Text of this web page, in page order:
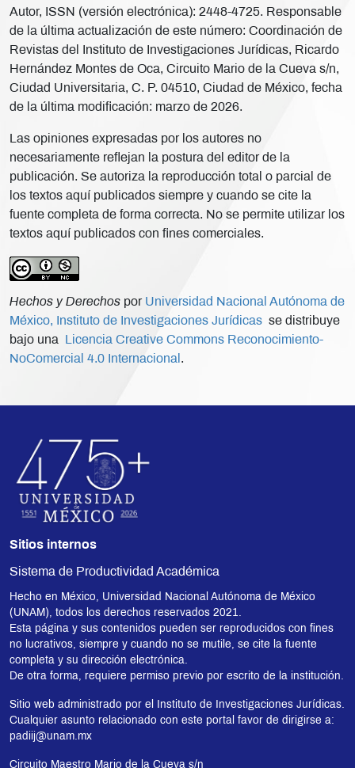
Autor, ISSN (versión electrónica): 2448-4725. Responsable
de la última actualización de este número: Coordinación de
Revistas del Instituto de Investigaciones Jurídicas, Ricardo
Hernández Montes de Oca, Circuito Mario de la Cueva s/n,
Ciudad Universitaria, C. P. 04510, Ciudad de México, fecha
de la última modificación: marzo de 2026.
Las opiniones expresadas por los autores no
necesariamente reflejan la postura del editor de la
publicación. Se autoriza la reproducción total o parcial de
los textos aquí publicados siempre y cuando se cite la
fuente completa de forma correcta. No se permite utilizar los
textos aquí publicados con fines comerciales.
Hechos y Derechos por Universidad Nacional Autónoma de
México, Instituto de Investigaciones Jurídicas se distribuye
bajo una
Licencia Creative Commons Reconocimiento-
NoComercial 4.0 Internacional .
Sitios internos
Sistema de Productividad Académica
Hecho en México, Universidad Nacional Autónoma de México
(UNAM), todos los derechos reservados 2021.
Esta página y sus contenidos pueden ser reproducidos con fines
no lucrativos, siempre y cuando no se mutile, se cite la fuente
completa y su dirección electrónica.
De otra forma, requiere permiso previo por escrito de la institución.
Sitio web administrado por el Instituto de Investigaciones Jurídicas.
Cualquier asunto relacionado con este portal favor de dirigirse a:
padiij@unam.mx
Circuito Maestro Mario de la Cueva s/n